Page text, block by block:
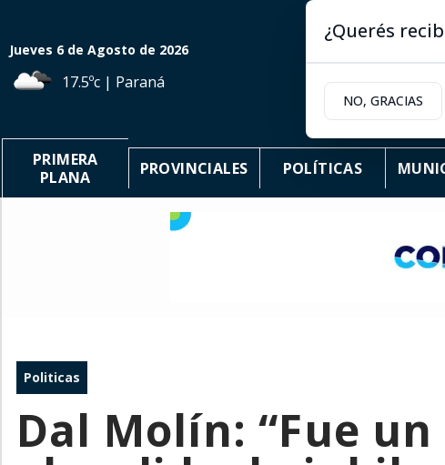
Jueves 6 de Agosto de 2026
17.5ºc | Paraná
PRIMERA
PLANA
PROVINCIALES POLÍTICAS
Politicas
Dal Molín: “Fue
¿Querés
NO, GRACIAS